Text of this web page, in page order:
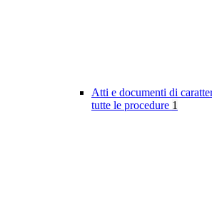
Atti e documenti di
tutte le procedure 1